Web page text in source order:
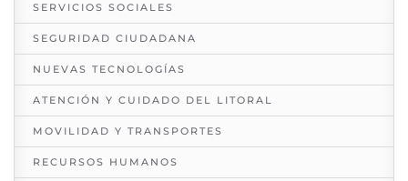
SERVICIOS SOCIALES
SEGURIDAD CIUDADANA
NUEVAS TECNOLOGÍAS
ATENCIÓN Y CUIDADO DEL LITORAL
MOVILIDAD Y TRANSPORTES
RECURSOS HUMANOS